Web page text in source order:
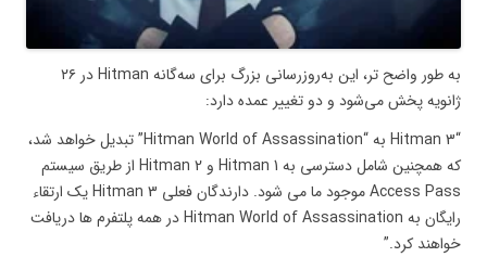
به طور واضح تر، این به‌روزرسانی بزرگ برای سه‌گانه Hitman در ۲۶
ژانویه پخش می‌شود و دو تغییر عمده دارد:
“Hitman 3 به “Hitman World of Assassination” تبدیل خواهد شد،
که همچنین شامل دسترسی به Hitman 1 و Hitman 2 از طریق سیستم
Access Pass موجود ما می شود. دارندگان فعلی Hitman 3 یک ارتقاء
رایگان به Hitman World of Assassination در همه پلتفرم ها دریافت
خواهند کرد.”